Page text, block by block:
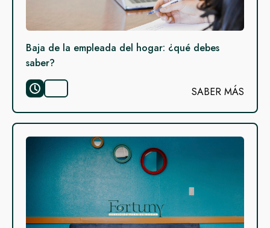
Baja de la empleada del hogar: ¿qué debes
saber?
SABER MÁS